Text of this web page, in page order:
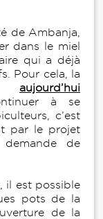
de Ambanja,
dans le miel
qui a déjà
Pour cela, la
aujourd’hui
à se
c’est
par le projet
de
il est possible
pots de la
de la